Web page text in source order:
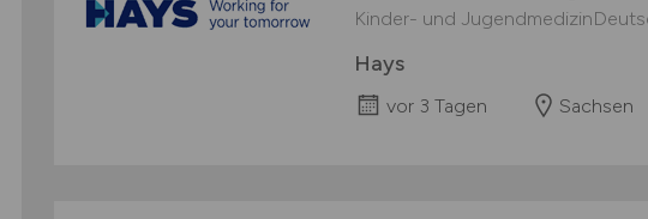
Kinder- und
Hays
vor 3 Tagen Sachsen